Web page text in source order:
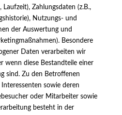
Laufzeit), Zahlungsdaten (z.B.,
Nutzungs- und
der Auswertung und
Besondere
Daten verarbeiten wir
wenn diese Bestandteile einer
sind. Zu den Betroffenen
sowie deren
oder Mitarbeiter sowie
besteht in der